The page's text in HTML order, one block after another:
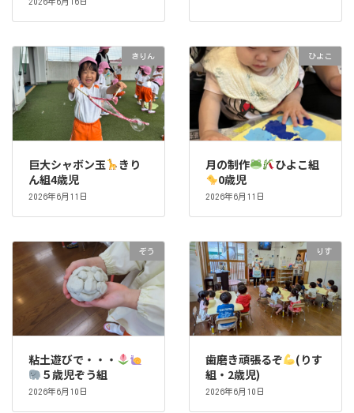
きりん
巨大シャボン玉
きり
ん組4歳児
2026年6月11日
ひよこ
月の制作
ひよこ組
0歳児
2026年6月11日
ぞう
粘土遊びで・・・
５歳児ぞう組
2026年6月10日
りす
歯磨き頑張るぞ
(りす
組・2歳児)
2026年6月10日